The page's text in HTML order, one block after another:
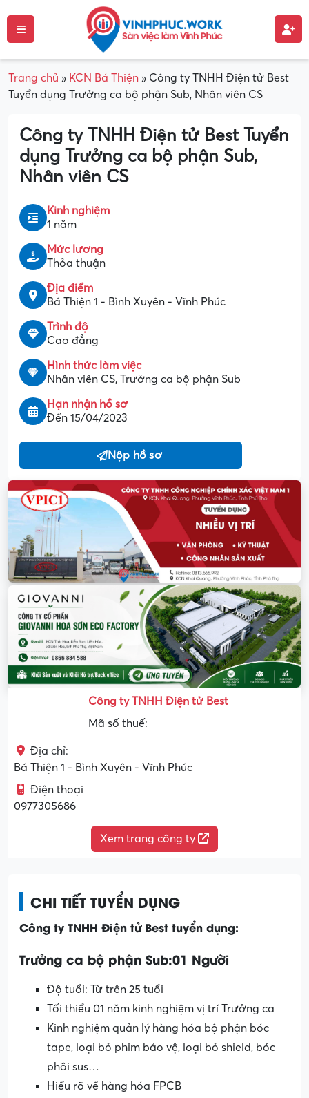
Trang chủ » KCN Bá Thiện » Công ty TNHH Điện tử Best
Tuyển dụng Trưởng ca bộ phận Sub, Nhân viên CS
Công ty TNHH Điện tử Best Tuyển
dụng Trưởng ca bộ phận Sub,
Nhân viên CS
Kinh nghiệm
1 năm
Mức lương
Thỏa thuận
Địa điểm
Bá Thiện 1 - Bình Xuyên - Vĩnh Phúc
Trình độ
Cao đẳng
Hình thức làm việc
Nhân viên CS, Trưởng ca bộ phận Sub
Hạn nhận hồ sơ
Đến 15/04/2023
Nộp hồ sơ
Công ty TNHH Điện tử Best
Mã số thuế:
Địa chỉ:
Bá Thiện 1 - Bình Xuyên - Vĩnh Phúc
Điện thoại
0977305686
Xem trang công ty
CHI TIẾT TUYỂN DỤNG
Công ty TNHH Điện tử Best tuyển dụng:
Trưởng ca bộ phận Sub:01 Người
Độ tuổi: Từ trên 25 tuổi
Tối thiểu 01 năm kinh nghiệm vị trí Trưởng ca
Kinh nghiệm quản lý hàng hóa bộ phận bóc
tape, loại bỏ phim bảo vệ, loại bỏ shield, bóc
phôi sus…
Hiểu rõ về hàng hóa FPCB